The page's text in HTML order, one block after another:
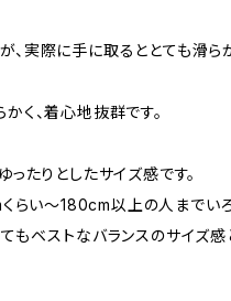
、実際に手に取るととても滑ら
く、着心地抜群です。
ったりとしたサイズ感です。
らい～180cm以上の人までい
もベストなバランスのサイズ感